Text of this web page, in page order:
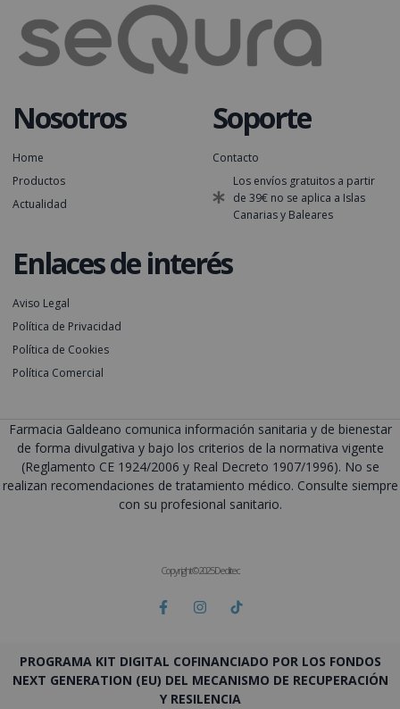
Nosotros
Home
Productos
Actualidad
Soporte
Contacto
Los envíos gratuitos a partir
de 39€ no se aplica a Islas
Canarias y Baleares
Enlaces de interés
Aviso Legal
Política de Privacidad
Política de Cookies
Política Comercial
Farmacia Galdeano comunica información sanitaria y de bienestar
de forma divulgativa y bajo los criterios de la normativa vigente
(Reglamento CE 1924/2006 y Real Decreto 1907/1996). No se
realizan recomendaciones de tratamiento médico. Consulte siempre
con su profesional sanitario.
Copyright © 2025 Deditec
PROGRAMA KIT DIGITAL COFINANCIADO POR LOS FONDOS
NEXT GENERATION (EU) DEL MECANISMO DE RECUPERACIÓN
Y RESILENCIA